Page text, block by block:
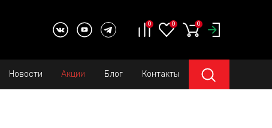
0 0 0
Новости Акции Блог Контакты